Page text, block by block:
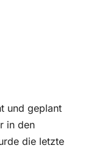
und geplant
in den
die letzte